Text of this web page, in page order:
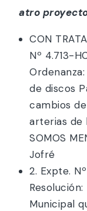
cuatro
CON
Nº 4.713-
de discos
cambios
arterias de
SOMOS
Jofré
2. Expte.
Municipal